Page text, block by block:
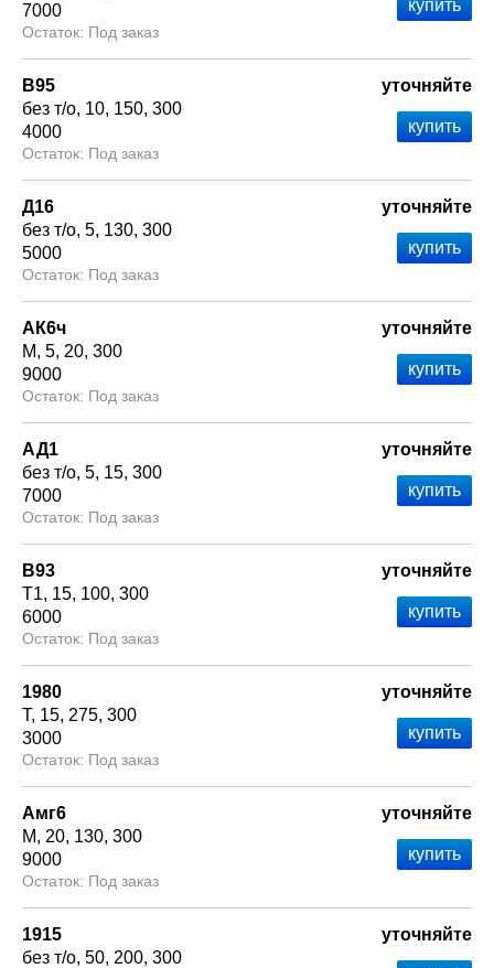
7000
Под заказ
В95
без т/о 10 150 300
4000
Под заказ
уточняйте
Д16
без т/о 5 130 300
5000
Под заказ
уточняйте
АК6ч
М 5 20 300
9000
Под заказ
уточняйте
АД1
без т/о 5 15 300
7000
Под заказ
уточняйте
В93
Т1 15 100 300
6000
Под заказ
уточняйте
1980
Т 15 275 300
3000
Под заказ
уточняйте
Амг6
М
20 130 300
9000
Под заказ
уточняйте
1915
без т/о 50 200 300
уточняйте